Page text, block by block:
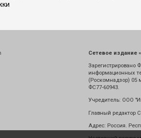
Сетевое издание
Зарегистрировано
информационных
(Роскомнадзор) 05
ФС77-60943.
Учредитель: ООО
Главный редактор
Адрес: Россия.